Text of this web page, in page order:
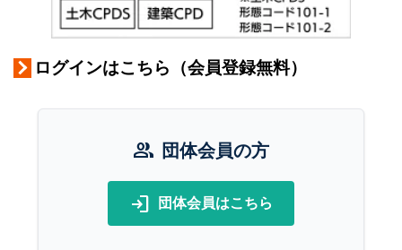
ログインはこちら（会員登録無料）
group 団体会員の方
login 団体会員はこちら